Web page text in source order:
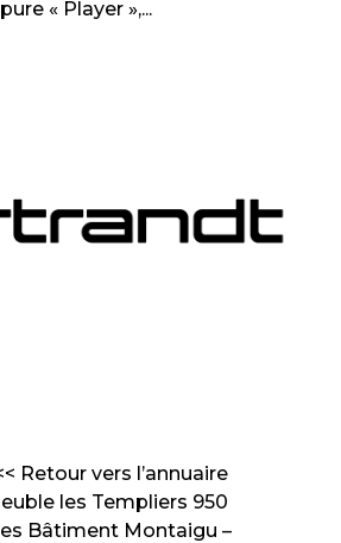
« Player »,...
Retour vers l’annuaire
les Templiers 950
Bâtiment Montaigu –